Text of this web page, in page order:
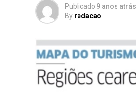
Publicado 9 anos atrás
By redacao